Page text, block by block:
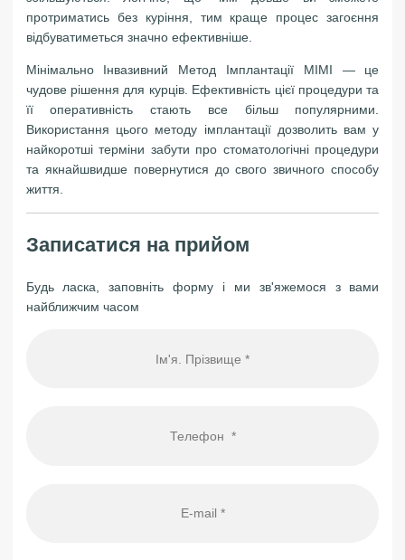
протриматись без куріння, тим краще процес загоєння
відбуватиметься значно ефективніше.
Мінімально Інвазивний Метод Імплантації MIMI — це
чудове рішення для курців. Ефективність цієї процедури та
її оперативність стають все більш популярними.
Використання цього методу імплантації дозволить вам у
найкоротші терміни забути про стоматологічні процедури
та якнайшвидше повернутися до свого звичного способу
життя.
Записатися на прийом
Будь ласка, заповніть форму і ми зв'яжемося з вами
найближчим часом